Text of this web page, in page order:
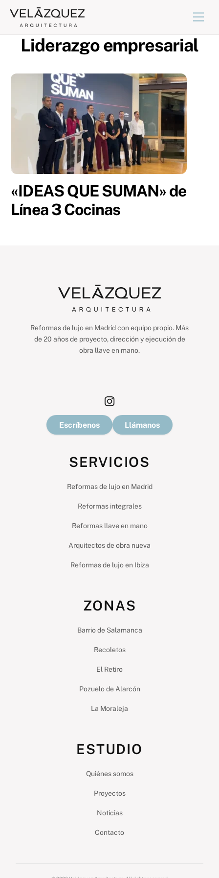
Liderazgo empresarial
«IDEAS QUE SUMAN» de
Línea 3 Cocinas
Reformas de lujo en Madrid con equipo propio. Más
de 20 años de proyecto, dirección y ejecución de
obra llave en mano.
Escríbenos Llámanos
SERVICIOS
Reformas de lujo en Madrid
Reformas integrales
Reformas llave en mano
Arquitectos de obra nueva
Reformas de lujo en Ibiza
ZONAS
Barrio de Salamanca
Recoletos
El Retiro
Pozuelo de Alarcón
La Moraleja
ESTUDIO
Quiénes somos
Proyectos
Noticias
Contacto